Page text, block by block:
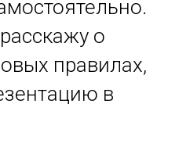
о
правилах,
в